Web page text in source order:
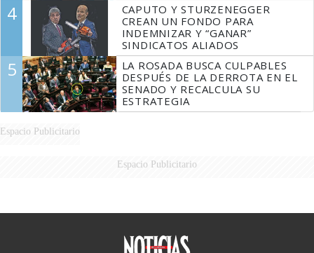
4
CAPUTO Y STURZENEGGER
CREAN UN FONDO PARA
INDEMNIZAR Y “GANAR”
SINDICATOS ALIADOS
5
LA ROSADA BUSCA CULPABLES
DESPUÉS DE LA DERROTA EN EL
SENADO Y RECALCULA SU
ESTRATEGIA
Espacio Publicitario
Espacio Publicitario